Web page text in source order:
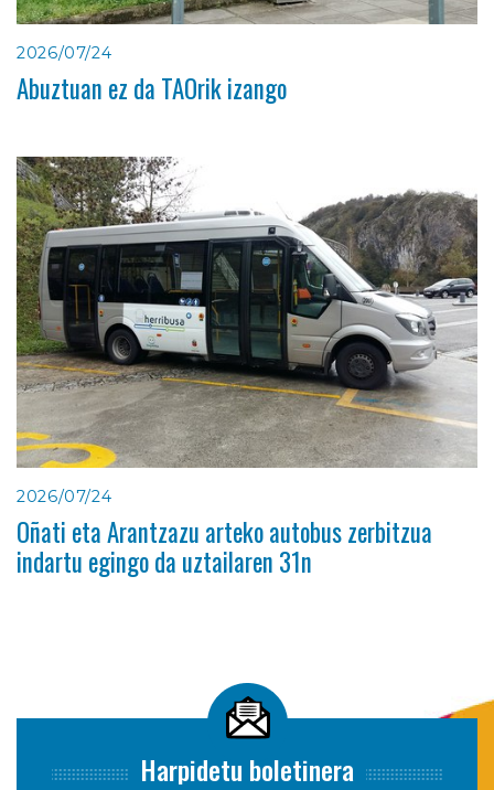
2026/07/24
Abuztuan ez da TAOrik izango
2026/07/24
Oñati eta Arantzazu arteko autobus zerbitzua
indartu egingo da uztailaren 31n
Harpidetu boletinera